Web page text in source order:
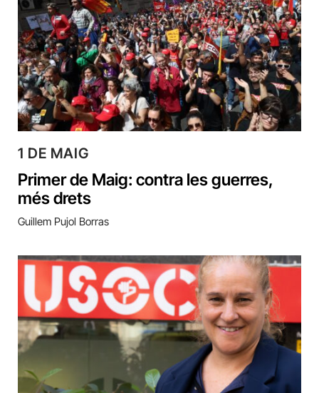
1 DE MAIG
Primer de Maig: contra les guerres,
més drets
Guillem Pujol Borras